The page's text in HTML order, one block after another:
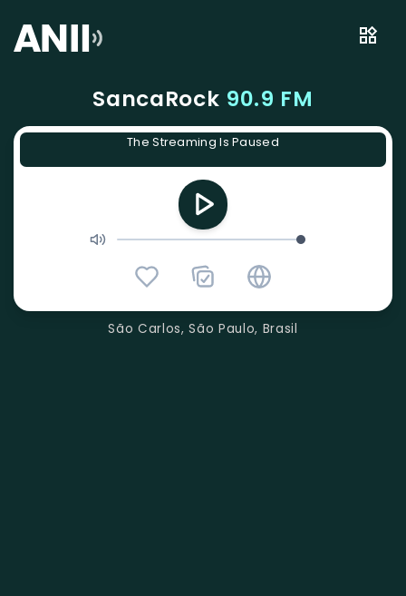
SancaRock 90.9 FM
The Streaming Is Paused
São Carlos, São Paulo, Brasil